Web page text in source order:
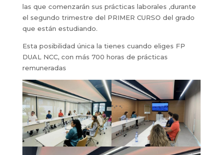
las que comenzarán sus prácticas laborales ,durante
el segundo trimestre del PRIMER CURSO del grado
que están estudiando.
Esta posibilidad única la tienes cuando eliges FP
DUAL NCC, con más 700 horas de prácticas
remuneradas